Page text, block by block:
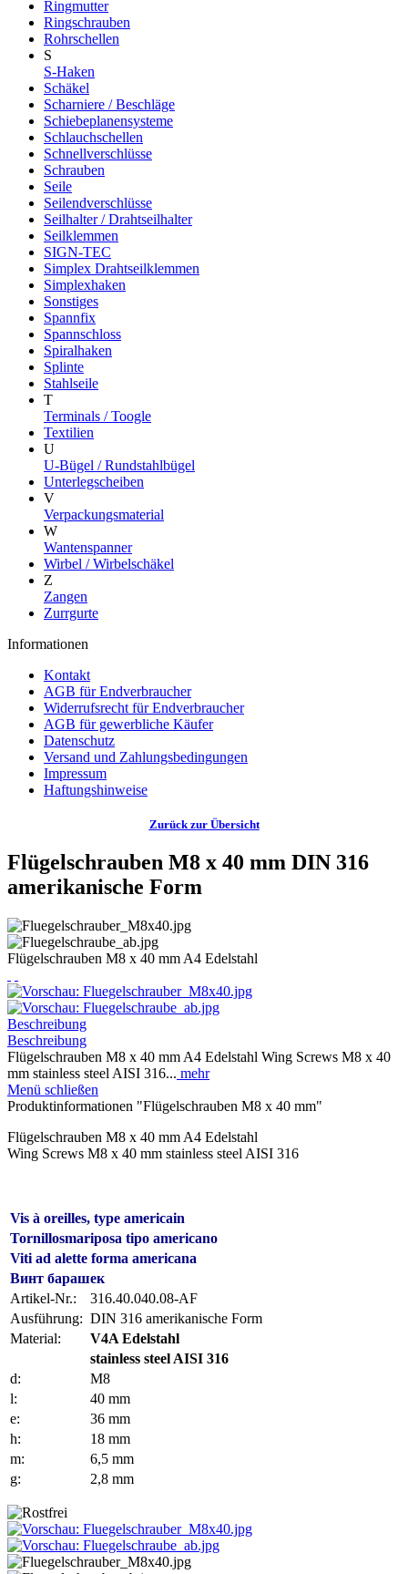
Ringmutter
Ringschrauben
Rohrschellen
S
S-Haken
Schäkel
Scharniere / Beschläge
Schiebeplanensysteme
Schlauchschellen
Schnellverschlüsse
Schrauben
Seile
Seilendverschlüsse
Seilhalter / Drahtseilhalter
Seilklemmen
SIGN-TEC
Simplex Drahtseilklemmen
Simplexhaken
Sonstiges
Spannfix
Spannschloss
Spiralhaken
Splinte
Stahlseile
T
Terminals / Toogle
Textilien
U
U-Bügel / Rundstahlbügel
Unterlegscheiben
V
Verpackungsmaterial
W
Wantenspanner
Wirbel / Wirbelschäkel
Z
Zangen
Zurrgurte
Informationen
Kontakt
AGB für Endverbraucher
Widerrufsrecht für Endverbraucher
AGB für gewerbliche Käufer
Datenschutz
Versand und Zahlungsbedingungen
Impressum
Haftungshinweise
Zurück zur Übersicht
Flügelschrauben M8 x 40 mm DIN 316
amerikanische Form
Flügelschrauben M8 x 40 mm A4 Edelstahl
Beschreibung
Beschreibung
Flügelschrauben M8 x 40 mm A4 Edelstahl Wing Screws M8 x 40
mm stainless steel AISI 316... mehr
Menü schließen
Produktinformationen "Flügelschrauben M8 x 40 mm"
Flügelschrauben M8 x 40 mm A4 Edelstahl
Wing Screws M8 x 40 mm stainless steel AISI 316
Vis à oreilles, type americain
Tornillosmariposa tipo americano
Viti ad alette forma americana
Винт барашек
Artikel-Nr.:
316.40.040.08-AF
Ausführung: DIN 316 amerikanische Form
Material:
V4A Edelstahl
stainless steel AISI 316
d:
M8
l:
40 mm
e:
36 mm
h:
18 mm
m:
6,5 mm
g:
2,8 mm